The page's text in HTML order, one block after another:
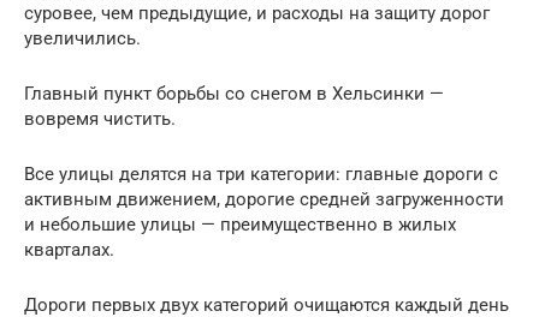
суровее, чем предыдущие, и расходы на защиту дорог
увеличились.
Главный пункт борьбы со снегом в Хельсинки —
вовремя чистить.
Все улицы делятся на три категории: главные дороги с
активным движением, дорогие средней загруженности
и небольшие улицы — преимущественно в жилых
кварталах.
Дороги первых двух категорий очищаются каждый день